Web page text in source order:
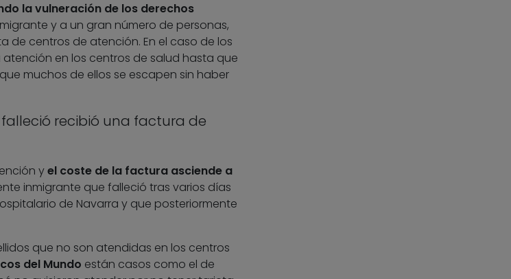
la vulneración de los derechos
y a un gran número de personas,
de centros de atención. En el caso de los
en los centros de salud hasta que
muchos de ellos se escapen sin haber
recibió una factura de
yel coste de la factura asciende a
inmigrante que falleció tras varios días
de Navarra y que posteriormente
que no son atendidas en los centros
del Mundo están casos como el de